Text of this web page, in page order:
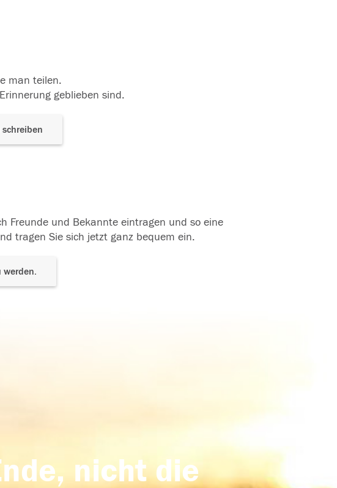
man teilen.
geblieben sind.
Freunde und Bekannte eintragen und so eine
tragen Sie sich jetzt ganz bequem ein.
werden.
nicht die